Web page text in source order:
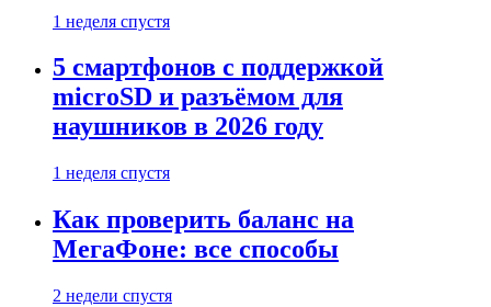
1 неделя спустя
5 смартфонов с поддержкой
microSD и разъёмом для
наушников в 2026 году
1 неделя спустя
Как проверить баланс на
МегаФоне: все способы
2 недели спустя